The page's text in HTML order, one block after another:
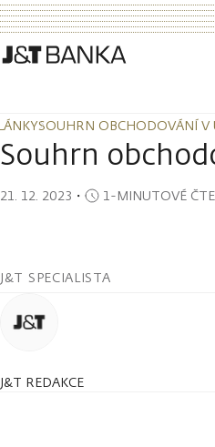
SOUHRN OBCHODOVÁNÍ V
SOUHRN OBCHODOVÁNÍ V
Souhrn
21. 12. 2023 ・ 1-MINUTOVÉ
J&T SPECIALISTA
J&T REDAKCE